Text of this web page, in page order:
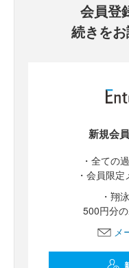
会員登
続きを
新規会
・全ての
・会員限
・翔
500円分
メ